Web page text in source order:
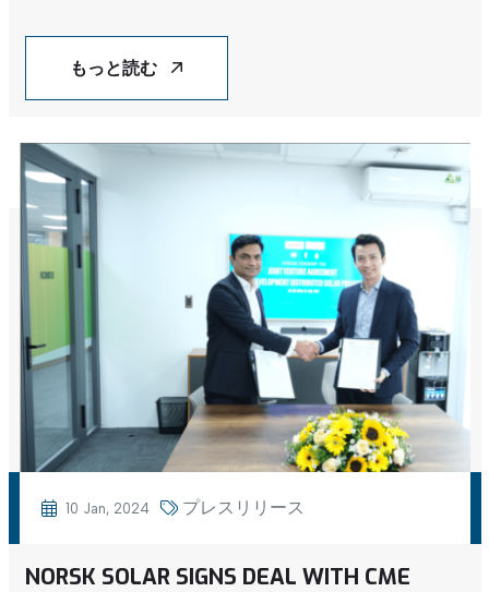
もっと読む
10 Jan, 2024 プレスリリース
NORSK SOLAR SIGNS DEAL WITH CME